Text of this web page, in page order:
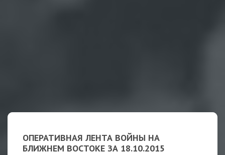
ОПЕРАТИВНАЯ ЛЕНТА ВОЙНЫ НА
БЛИЖНЕМ ВОСТОКЕ ЗА 18.10.2015